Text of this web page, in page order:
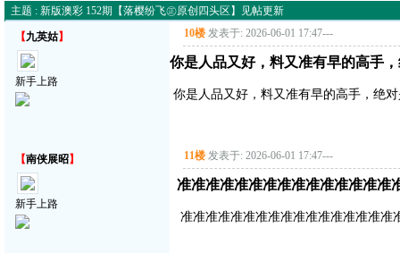
主题 : 新版澳彩 152期【落樱纷飞㊣原创四头区】见帖更新
【九英姑】
新手上路
10楼 发表于: 2026-06-01 17:47---
你是人品又好，料又准有早的高手
你是人品又好，料又准有早的高手，绝
【南侠展昭】
新手上路
11楼 发表于: 2026-06-01 17:47---
准准准准准准准准准准准准准准准
准准准准准准准准准准准准准准准准准